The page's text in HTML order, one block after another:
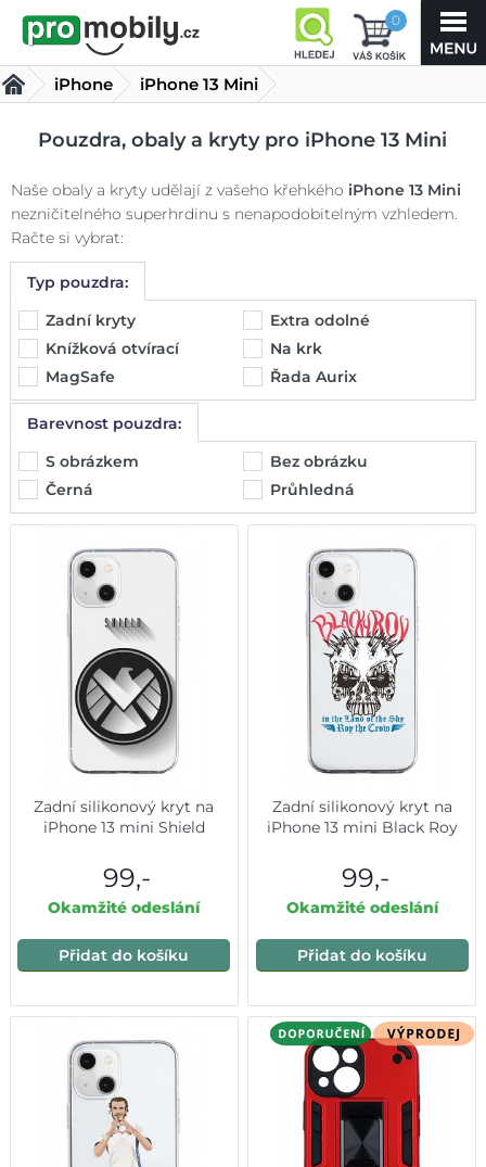
0
iPhone
iPhone 13 Mini
Pouzdra, obaly a kryty pro iPhone 13 Mini
Naše obaly a kryty udělají z vašeho křehkého iPhone 13 Mini
nezničitelného superhrdinu s nenapodobitelným vzhledem.
Račte si vybrat:
Typ pouzdra:
Zadní kryty
Extra odolné
Knížková otvírací
Na krk
MagSafe
Řada Aurix
Barevnost pouzdra:
S obrázkem
Bez obrázku
Černá
Průhledná
Zadní silikonový kryt na
iPhone 13 mini Shield
99,-
Okamžité odeslání
Přidat do košíku
Zadní silikonový kryt na
iPhone 13 mini Black Roy
99,-
Okamžité odeslání
Přidat do košíku